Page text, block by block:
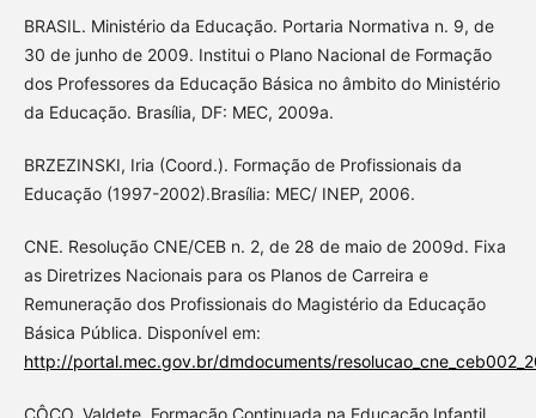
BRASIL. Ministério da Educação. Portaria Normativa n. 9, de
30 de junho de 2009. Institui o Plano Nacional de Formação
dos Professores da Educação Básica no âmbito do Ministério
da Educação. Brasília, DF: MEC, 2009a.
BRZEZINSKI, Iria (Coord.). Formação de Profissionais da
Educação (1997-2002).Brasília: MEC/ INEP, 2006.
CNE. Resolução CNE/CEB n. 2, de 28 de maio de 2009d. Fixa
as Diretrizes Nacionais para os Planos de Carreira e
Remuneração dos Profissionais do Magistério da Educação
Básica Pública. Disponível em:
http://portal.mec.gov.br/dmdocuments/
CÔCO, Valdete. Formação Continuada na Educação Infantil.